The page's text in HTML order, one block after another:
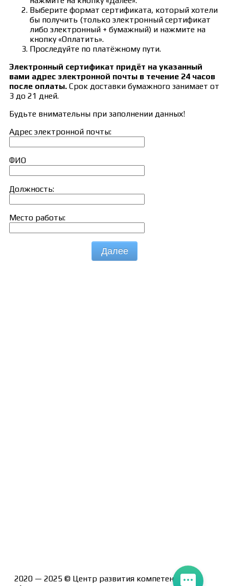
Выберите формат сертификата, который хотели
бы получить (только электронный сертификат
либо электронный + бумажный) и нажмите на
кнопку «Оплатить».
Проследуйте по платёжному пути.
Электронный сертификат придёт на указанный
вами адрес электронной почты в течение 24 часов
после оплаты. Срок доставки бумажного занимает от
3 до 21 дней.
Будьте внимательны при заполнении данных!
Адрес электронной почты:
ФИО
Должность:
Место работы:
Далее
2020 — 2025 © Центр развития компетенций